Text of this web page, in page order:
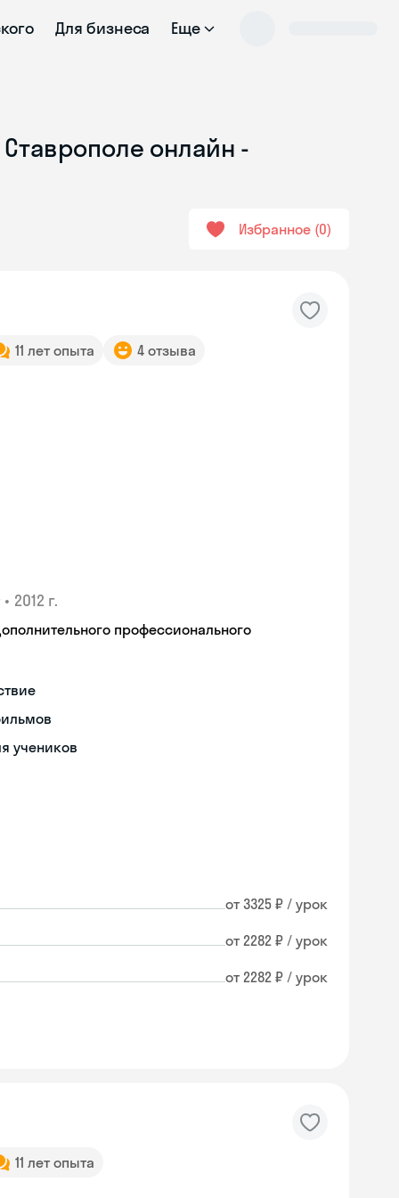
Для бизнеса Еще
онлайн -
Избранное 0
11 лет опыта 4 отзыва
• 2012 г.
профессионального
учеников
от 3325 ₽ / урок
от 2282 ₽ / урок
от 2282 ₽ / урок
11 лет опыта